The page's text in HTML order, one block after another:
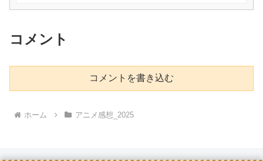
コメント
コメントを書き込む
ホーム アニメ感想_2025